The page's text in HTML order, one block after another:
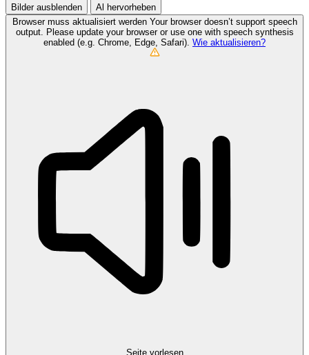
Bilder ausblenden
Al hervorheben
Browser muss aktualisiert werden Your browser doesn’t support speech
output. Please update your browser or use one with speech synthesis
enabled (e.g. Chrome, Edge, Safari). Wie aktualisieren?
Seite vorlesen